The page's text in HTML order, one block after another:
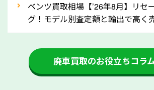
す。車内の汚れは簡単な清掃だけで取
多いため、査定前にチェックして、清
大きな汚れがない限り必要はありませ
するケースは少ないため、そのままお
ベンツ買取相場【’26年8月】リセ
グ！モデル別査定額と輸出で高く
廃車買取のお役立ちコラ